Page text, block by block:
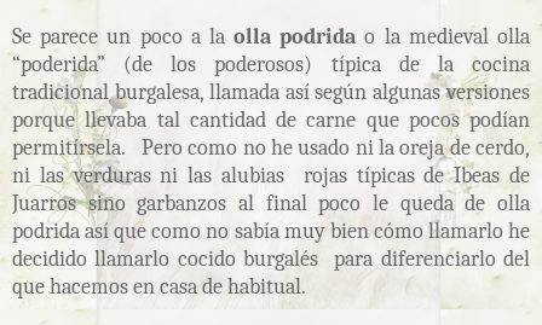
Se parece un poco a laolla podrida o la medieval olla
“poderida” (de los poderosos) típica de la cocina
tradicional burgalesa, llamada así según algunas versiones
porque llevaba tal cantidad de carne que pocos podían
permitírsela. Pero como no he usado ni la oreja de cerdo,
ni las verduras ni las alubias rojas típicas de Ibeas de
Juarros sino garbanzos al final poco le queda de olla
podrida así que como no sabía muy bien cómo llamarlo he
decidido llamarlo cocido burgalés para diferenciarlo del
que hacemos en casa de habitual.